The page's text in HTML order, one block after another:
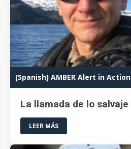
[Spanish] AMBER Alert in Action
La llamada de lo salvaje
LEER MÁS